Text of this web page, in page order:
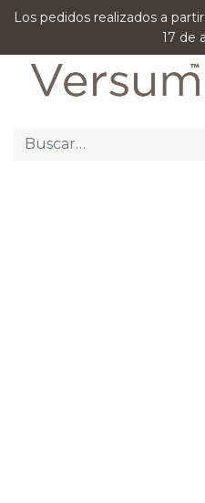
Los pedidos realizados a
17 de